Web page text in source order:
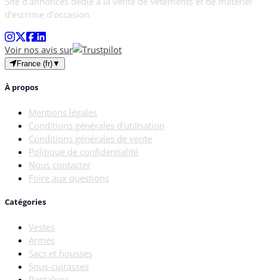
d'escrime d'occasion.
Voir nos avis sur
France (fr)▼
À propos
Mentions légales
Conditions générales d'utilisation
Conditions générales de vente
Politique de confidentialité
Nous contacter
Foire aux questions
Catégories
Vestes
Armes
Sacs et housses
Sous-cuirasses